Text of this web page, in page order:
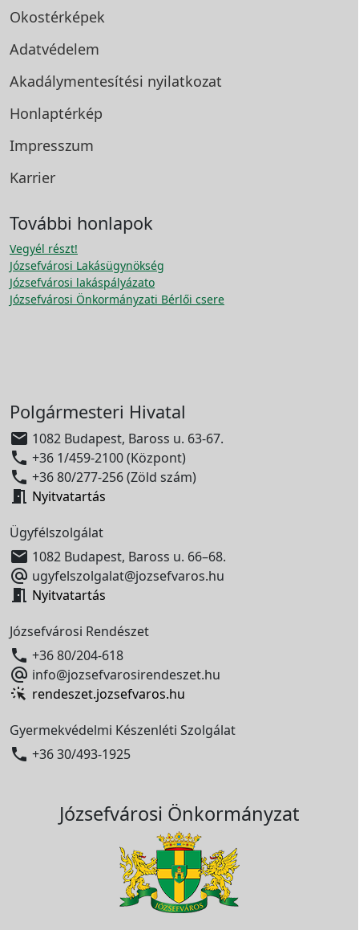
Okostérképek
Adatvédelem
Akadálymentesítési nyilatkozat
Honlaptérkép
Impresszum
Karrier
További honlapok
Vegyél részt!
Józsefvárosi Lakásügynökség
Józsefvárosi lakáspályázato
Józsefvárosi Önkormányzati Bérlői csere
Polgármesteri Hivatal
 1082 Budapest, Baross u. 63-67.
 +36 1/459-2100 (Központ)
 +36 80/277-256 (Zöld szám)
 Nyitvatartás
Ügyfélszolgálat
 1082 Budapest, Baross u. 66–68.
 ugyfelszolgalat@jozsefvaros.hu
 Nyitvatartás
Józsefvárosi Rendészet
 +36 80/204-618
 info@jozsefvarosirendeszet.hu
rendeszet.jozsefvaros.hu
Gyermekvédelmi Készenléti Szolgálat
 +36 30/493-1925
Józsefvárosi Önkormányzat